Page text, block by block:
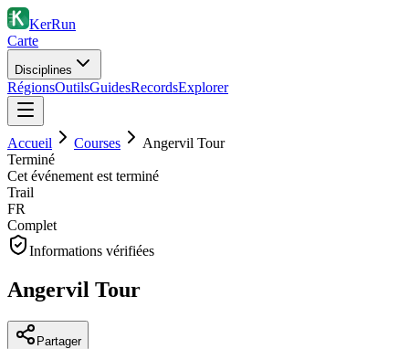
KerRun
Carte
Disciplines
RégionsOutilsGuidesRecordsExplorer
Accueil Courses
Angervil Tour
Terminé
Cet événement est terminé
Trail
FR
Complet
Informations vérifiées
Angervil Tour
Partager